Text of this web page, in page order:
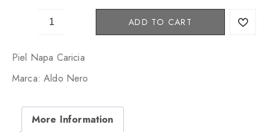
L
O
2
1
ADD TO CART
Piel Napa Caricia
Marca: Aldo Nero
More Information